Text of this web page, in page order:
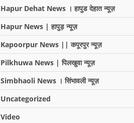
Hapur Dehat News । हापुड देहात न्यूज़
Hapur News | हापुड़ न्यूज़
Kapoorpur News || कपूरपुर न्यूज़
Pilkhuwa News | पिलखुवा न्यूज़
Simbhaoli News । सिंभावली न्यूज़
Uncategorized
Video